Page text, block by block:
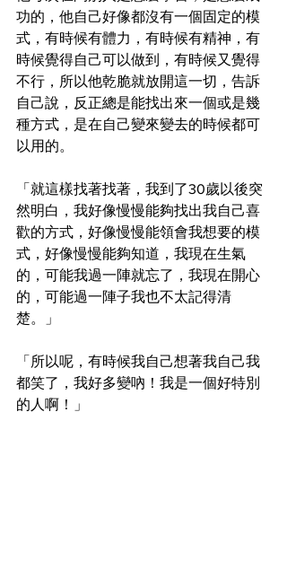
功的，他自己好像都沒有一個固定的模
式，有時候有體力，有時候有精神，有
時候覺得自己可以做到，有時候又覺得
不行，所以他乾脆就放開這一切，告訴
自己說，反正總是能找出來一個或是幾
種方式，是在自己變來變去的時候都可
以用的。
「就這樣找著找著，我到了30歲以後突
然明白，我好像慢慢能夠找出我自己喜
歡的方式，好像慢慢能領會我想要的模
式，好像慢慢能夠知道，我現在生氣
的，可能我過一陣就忘了，我現在開心
的，可能過一陣子我也不太記得清
楚。」
「所以呢，有時候我自己想著我自己我
都笑了，我好多變吶！我是一個好特別
的人啊！」